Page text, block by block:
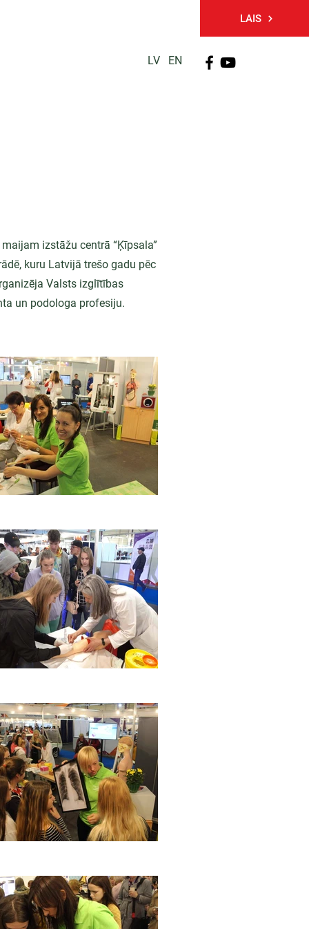
LAIS
LV EN
izstāžu centrā “Ķīpsala”
kuru Latvijā trešo gadu pēc
Valsts izglītības
un podologa profesiju.